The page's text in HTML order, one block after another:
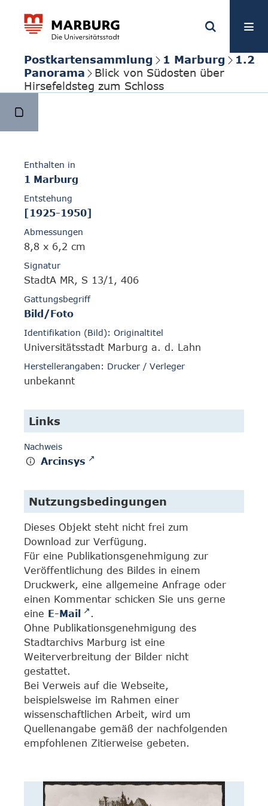
Postkartensammlung 1 Marburg
1.2
Panorama
Blick von Südosten über
Hirsefeldsteg zum Schloss
Enthalten in
1 Marburg
Entstehung
[1925-1950]
Abmessungen
8,8 x 6,2 cm
Signatur
StadtA MR, S 13/1, 406
Gattungsbegriff
Bild/Foto
Identifikation (Bild): Originaltitel
Universitätsstadt Marburg a. d. Lahn
Herstellerangaben: Drucker / Verleger
unbekannt
Links
Nachweis
Arcinsys
Nutzungsbedingungen
Dieses Objekt steht nicht frei zum
Download zur Verfügung.
Für eine Publikationsgenehmigung zur
Veröffentlichung des Bildes in einem
Druckwerk, eine allgemeine Anfrage oder
einen Kommentar schicken Sie uns gerne
eine E-Mail
.
Ohne Publikationsgenehmigung des
Stadtarchivs Marburg ist eine
Weiterverbreitung der Bilder nicht
gestattet.
Bei Verweis auf die Webseite,
beispielsweise im Rahmen einer
wissenschaftlichen Arbeit, wird um
Quellenangabe gemäß der nachfolgenden
empfohlenen Zitierweise gebeten.